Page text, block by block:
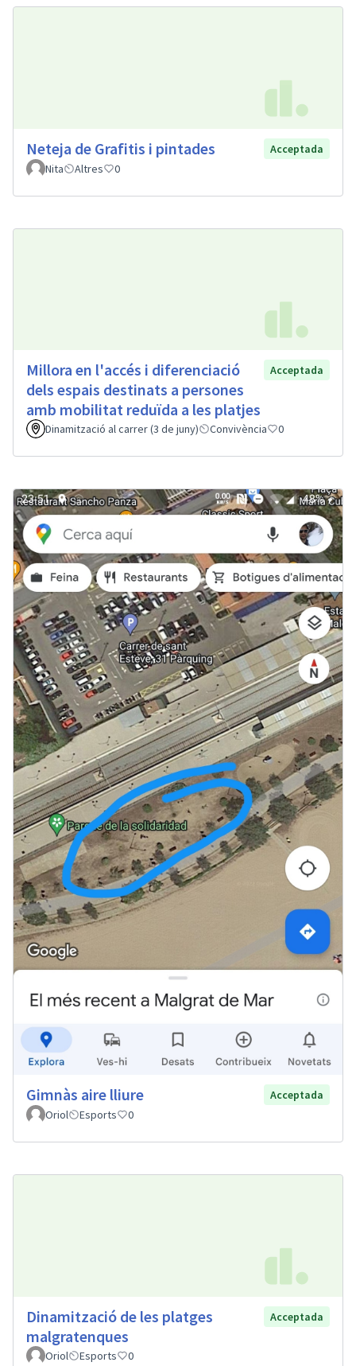
Neteja de Grafitis i pintades
Acceptada
Nita
Altres 0
Millora en l'accés i diferenciació
dels espais destinats a persones
amb mobilitat reduïda a les platjes
Acceptada
Dinamització al carrer (3 de juny) Convivència 0
Gimnàs aire lliure
Acceptada
Oriol
Esports 0
Dinamització de les platges
malgratenques
Acceptada
Oriol Esports 0